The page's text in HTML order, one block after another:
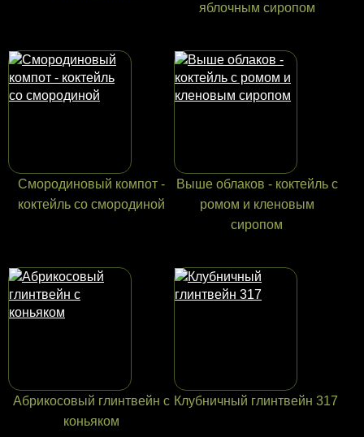
яблочным сиропом
Смородиновый компот -
коктейль со смородиной
Выше облаков - коктейль с
ромом и кленовым
сиропом
Абрикосовый глинтвейн с
коньяком
Клубничный глинтвейн 317